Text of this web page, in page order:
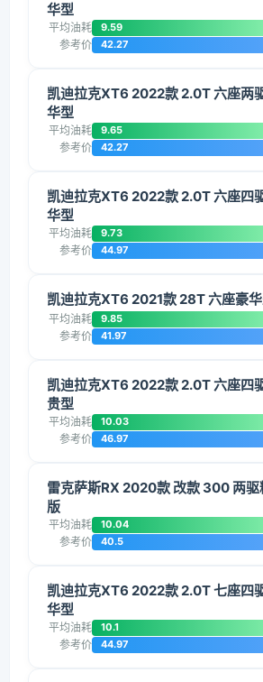
华型
平均油耗 9.59
参考价 42.27
凯迪拉克XT6 2022款 2.0T 六座两
华型
平均油耗 9.65
参考价 42.27
凯迪拉克XT6 2022款 2.0T 六座四
华型
平均油耗 9.73
参考价 44.97
凯迪拉克XT6 2021款 28T 六座豪
平均油耗 9.85
参考价 41.97
凯迪拉克XT6 2022款 2.0T 六座四
贵型
平均油耗 10.03
参考价 46.97
雷克萨斯RX 2020款 改款 300 两驱
版
平均油耗 10.04
参考价 40.5
凯迪拉克XT6 2022款 2.0T 七座四
华型
平均油耗 10.1
参考价 44.97